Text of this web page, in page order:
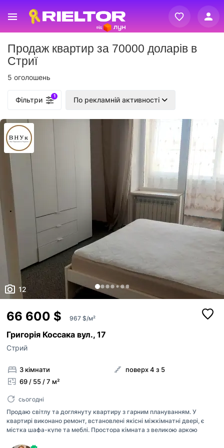
Реєстрація
Вхід
Продаж квартир за 70000 доларів в
Стриї
5 оголошень
Фільтри 1 По рекламній активності
12
66 600 $ 967 $/м²
Григорія Коссака вул., 17
Стрий
3 кімнати
69 / 55 / 7 м²
поверх 4 з 5
сьогодні
Продаю світлу та доглянуту квартиру з гарним плануванням. У
квартирі виконано ремонт, встановлені якісні міжкімнатні двері, є
містка шафа-купе та меблі. Простора кімната з великою аркою